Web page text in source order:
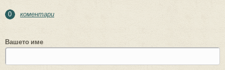
0 коментари
Вашето име